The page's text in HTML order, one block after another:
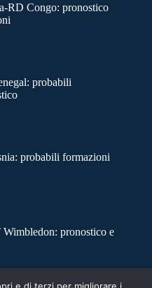
RD Congo: pronostico
probabili
probabili formazioni
pronostico e